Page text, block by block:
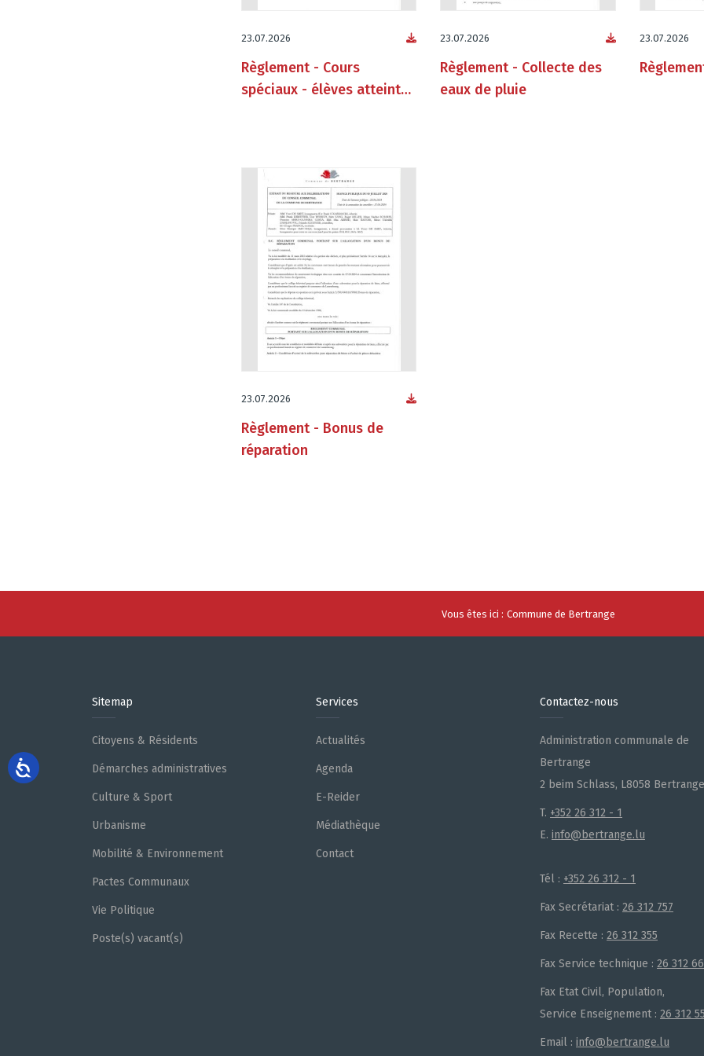
23.07.2026
Règlement - Cours
spéciaux - élèves atteints
23.07.2026
Règlement - Collecte des
eaux de pluie
23.07.2026
23.07.2026
Règlement - Bonus de
réparation
Vous êtes ici : Commune de Bertrange
Sitemap
Citoyens & Résidents
Démarches administratives
Culture & Sport
Urbanisme
Mobilité & Environnement
Pactes Communaux
Vie Politique
Poste(s) vacant(s)
Services
Actualités
Agenda
E-Reider
Médiathèque
Contact
Contactez-nous
Administration communale de
Bertrange
2 beim Schlass, L8058 Bertrange
T. +352 26 312 - 1
E. info@bertrange.lu
Tél : +352 26 312 - 1
Fax Secrétariat : 26 312 757
Fax Recette : 26 312 355
Fax Service technique : 26 312
Fax Etat Civil, Population,
Service Enseignement : 26 312
Email : info@bertrange.lu